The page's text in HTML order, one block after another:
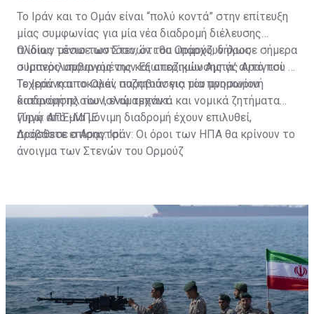
Το Ιράν και το Ομάν είναι “πολύ κοντά” στην επίτευξη
μίας συμφωνίας για μία νέα διαδρομή διέλευσης
πλοίων μέσω των Στενών του Ορμούζ, δήλωσε σήμερα
ο Ιρανός υπουργός των Εξωτερικών Αμπάς Αραγτσί.
Ο ίδιος τόνισε ωστόσο, ότι θα υπάρχουν όροι,
συμπεριλαμβανομένης και αποζημίωσης γι’ αυτό που η
Τεχεράνη αποκαλεί, παραβιάσεις του μνημονίου
κατανόησης του Ισλαμαμπάντ.
Το Ιράν και το Ομάν συζητούν για μία προσωρινή
διαδρομή πλοίων, ενώ τεχνικά και νομικά ζητήματα
γύρω από μία μόνιμη διαδρομή έχουν επιλυθεί,
πρόσθεσε ο Αραγτσί.
Πηγή: ΑΠΕ-ΜΠΕ
Διαβάστε επίσης:Ιράν: Οι όροι των ΗΠΑ θα κρίνουν το
άνοιγμα των Στενών του Ορμούζ